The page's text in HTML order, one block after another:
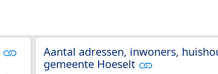
Aantal adressen, inwoners,
gemeente Hoeselt